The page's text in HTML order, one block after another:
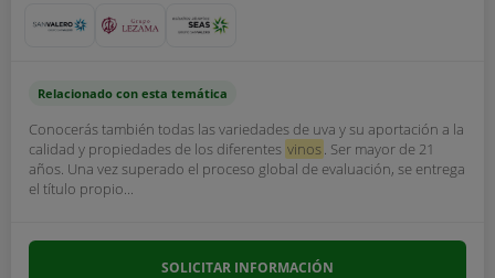
Relacionado con esta temática
Conocerás también todas las variedades de uva y su aportación a la
calidad y propiedades de los diferentes vinos. Ser mayor de 21
años. Una vez superado el proceso global de evaluación, se entrega
el título propio...
SOLICITAR INFORMACIÓN